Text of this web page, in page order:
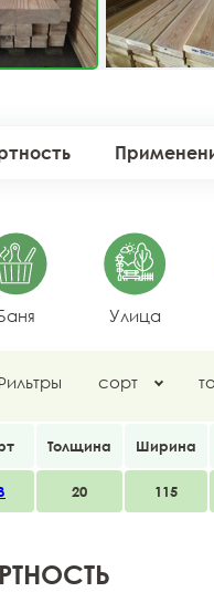
Улица
сорт
Толщина Ширина
20 115